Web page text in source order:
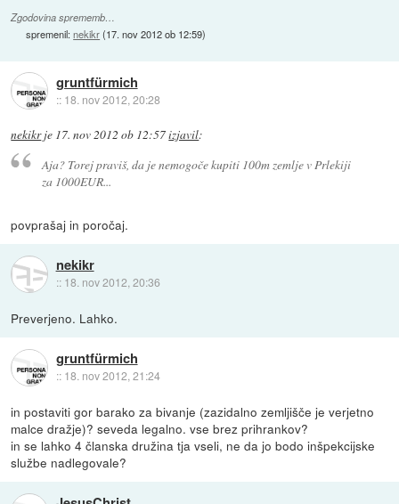
Zgodovina sprememb…
spremenil:nekikr(17. nov 2012 ob 12:59)
gruntfürmich
:: 18. nov 2012, 20:28
nekikrje 17. nov 2012 ob 12:57izjavil:
Aja? Torej praviš, da je nemogoče kupiti 100m zemlje v Prlekiji
za 1000EUR...
povprašaj in poročaj.
nekikr
:: 18. nov 2012, 20:36
Preverjeno. Lahko.
gruntfürmich
:: 18. nov 2012, 21:24
in postaviti gor barako za bivanje (zazidalno zemljišče je verjetno
malce dražje)? seveda legalno. vse brez prihrankov?
in se lahko 4 članska družina tja vseli, ne da jo bodo inšpekcijske
službe nadlegovale?